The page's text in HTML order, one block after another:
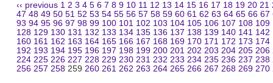
‹‹ previous 1 2 3 4 5 6 7 8 9 10 11 12 13 14 15 16 17 18 19 20 21
47 48 49 50 51 52 53 54 55 56 57 58 59 60 61 62 63 64 65 66 67
93 94 95 96 97 98 99 100 101 102 103 104 105 106 107 108 109
128 129 130 131 132 133 134 135 136 137 138 139 140 141 142
160 161 162 163 164 165 166 167 168 169 170 171 172 173 174
192 193 194 195 196 197 198 199 200 201 202 203 204 205 206
224 225 226 227 228 229 230 231 232 233 234 235 236 237 238
256 257 258 259 260 261 262 263 264 265 266 267 268 269 270